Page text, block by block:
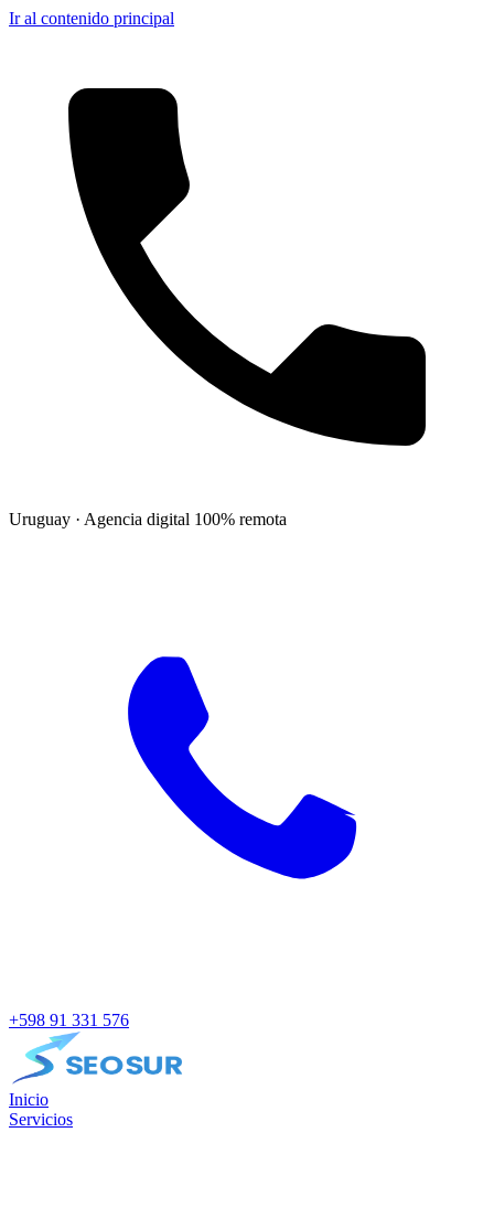
Ir al contenido principal
Uruguay · Agencia digital 100% remota
+598 91 331 576
Inicio
Servicios